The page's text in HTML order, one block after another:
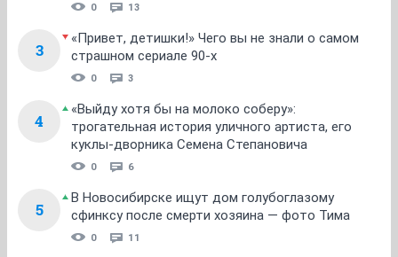
0 13
3
«Привет, детишки!» Чего вы не знали о самом
страшном сериале 90-х
0 3
4
«Выйду хотя бы на молоко соберу»:
трогательная история уличного артиста, его
куклы-дворника Семена Степановича
0 6
5
В Новосибирске ищут дом голубоглазому
сфинксу после смерти хозяина — фото Тима
0 11